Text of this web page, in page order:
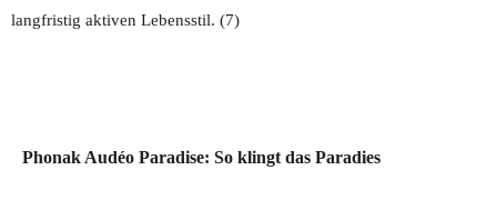
langfristig aktiven Lebensstil. (7)
Phonak Audéo Paradise: So klingt das Paradies